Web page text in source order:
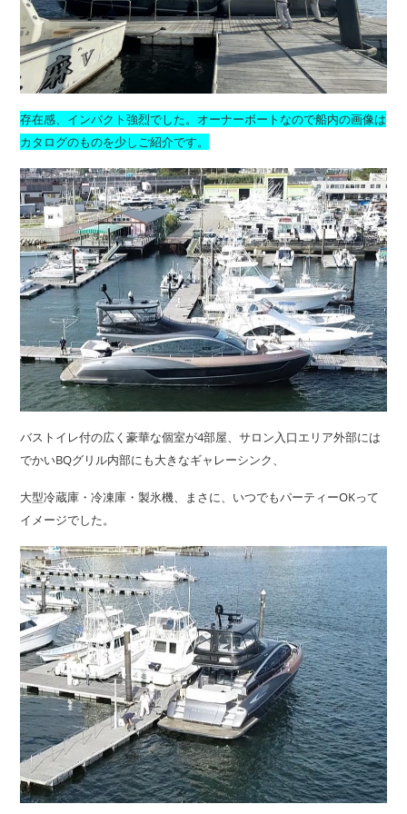
存在感、インパクト強烈でした。オーナーボートなので船内の画像は
カタログのものを少しご紹介です。
バストイレ付の広く豪華な個室が4部屋、サロン入口エリア外部には
でかいBQグリル内部にも大きなギャレーシンク、
大型冷蔵庫・冷凍庫・製氷機、まさに、いつでもパーティーOKって
イメージでした。